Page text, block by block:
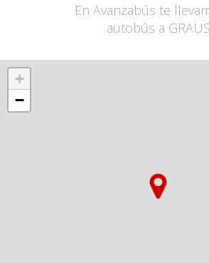
En Avanzabús te
autobús a
+
−